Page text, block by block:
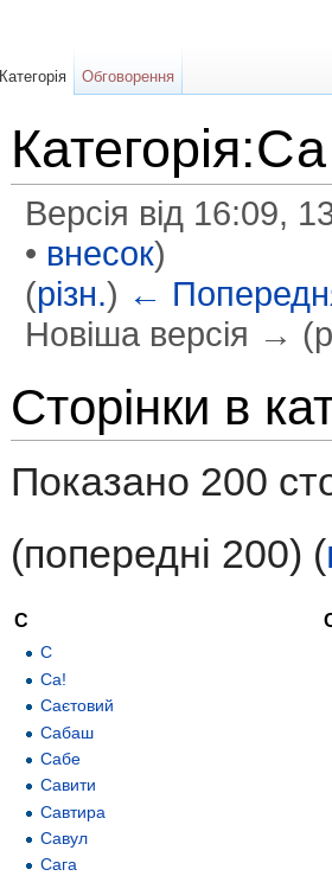
Категорія:Са
Версія від 16:09,
• внесок)
(різн.) ←
Новіша версія →
Сторінки в
Показано 200
(попередні 200) (
С
С
Са!
Саєтовий
Сабаш
Сабе
Савити
Савтира
Савул
Сага
Категорія Обговорення